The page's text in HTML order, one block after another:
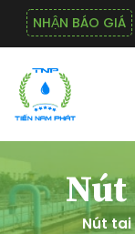
NHẬN BÁO GIÁ
Nút
Nút tai